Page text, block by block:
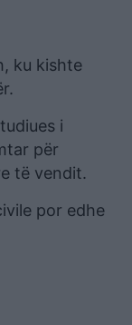
ku kishte
i
për
të vendit.
por edhe